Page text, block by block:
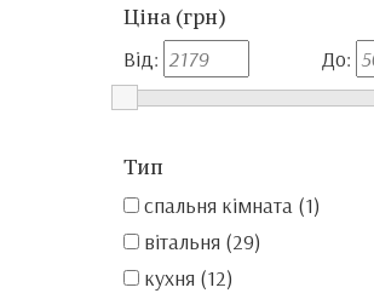
Ціна (грн)
Від: До:
Тип
спальня кімната (1)
вітальня (29)
кухня (12)